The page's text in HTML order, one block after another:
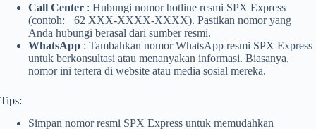
Call Center : Hubungi nomor hotline resmi SPX Express
(contoh: +62 XXX-XXXX-XXXX). Pastikan nomor yang
Anda hubungi berasal dari sumber resmi.
WhatsApp : Tambahkan nomor WhatsApp resmi SPX Express
untuk berkonsultasi atau menanyakan informasi. Biasanya,
nomor ini tertera di website atau media sosial mereka.
Tips:
Simpan nomor resmi SPX Express untuk memudahkan